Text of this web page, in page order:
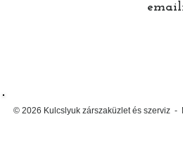
email:
© 2026 Kulcslyuk zárszaküzlet és szerviz -